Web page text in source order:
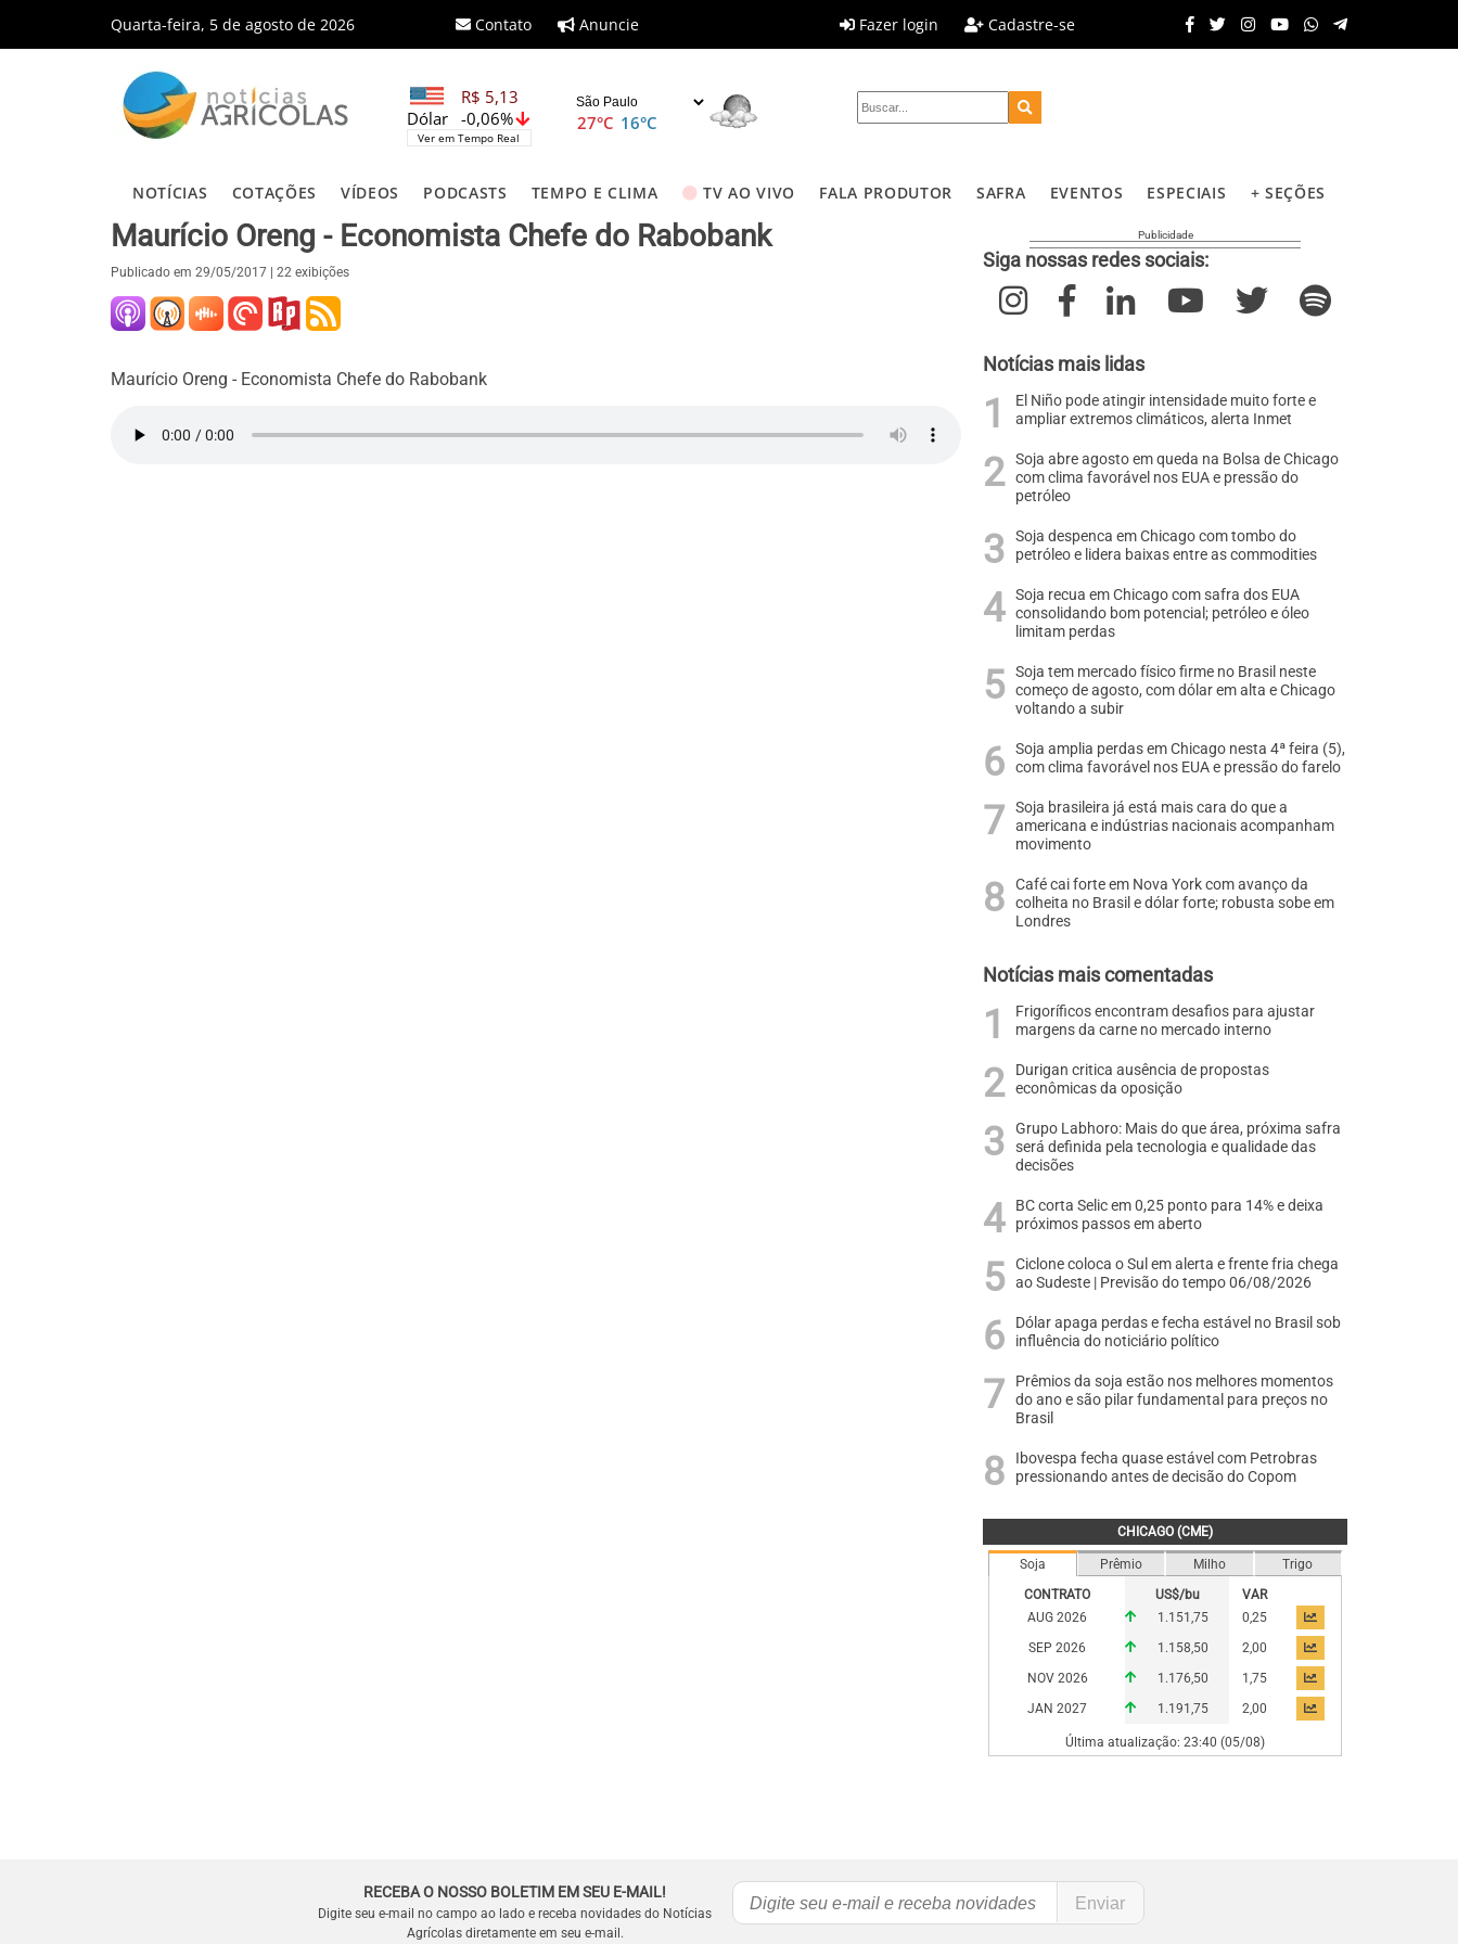
Quarta-feira, 5 de agosto de 2026 Contato Anuncie Fazer login Cadastre-se
R$ 5,13
-0,06%
Dólar
Ver em Tempo Real
27°C 16°C
NOTÍCIAS COTAÇÕES VÍDEOS PODCASTS TEMPO E CLIMA TV AO VIVO FALA PRODUTOR SAFRA EVENTOS ESPECIAIS + SEÇÕES
Maurício Oreng - Economista Chefe do Rabobank
Publicado em 29/05/2017 | 22 exibições
Maurício Oreng - Economista Chefe do Rabobank
Siga nossas redes sociais:
Notícias mais lidas
El Niño pode atingir intensidade muito forte e
ampliar extremos climáticos, alerta Inmet
Soja abre agosto em queda na Bolsa de Chicago
com clima favorável nos EUA e pressão do
petróleo
Soja despenca em Chicago com tombo do
petróleo e lidera baixas entre as commodities
Soja recua em Chicago com safra dos EUA
consolidando bom potencial; petróleo e óleo
limitam perdas
Soja tem mercado físico firme no Brasil neste
começo de agosto, com dólar em alta e Chicago
voltando a subir
Soja amplia perdas em Chicago nesta 4ª feira (5),
com clima favorável nos EUA e pressão do farelo
Soja brasileira já está mais cara do que a
americana e indústrias nacionais acompanham
movimento
Café cai forte em Nova York com avanço da
colheita no Brasil e dólar forte; robusta sobe em
Londres
Notícias mais comentadas
Frigoríficos encontram desafios para ajustar
margens da carne no mercado interno
Durigan critica ausência de propostas
econômicas da oposição
Grupo Labhoro: Mais do que área, próxima safra
será definida pela tecnologia e qualidade das
decisões
BC corta Selic em 0,25 ponto para 14% e deixa
próximos passos em aberto
Ciclone coloca o Sul em alerta e frente fria chega
ao Sudeste | Previsão do tempo 06/08/2026
Dólar apaga perdas e fecha estável no Brasil sob
influência do noticiário político
Prêmios da soja estão nos melhores momentos
do ano e são pilar fundamental para preços no
Brasil
Ibovespa fecha quase estável com Petrobras
pressionando antes de decisão do Copom
CHICAGO (CME)
Soja Prêmio Milho
Trigo
CONTRATO
US$/bu
VAR
AUG 2026
1.151,75
0,25
SEP 2026
1.158,50
2,00
NOV 2026
1.176,50
1,75
JAN 2027
1.191,75 2,00
Última atualização: 23:40 (05/08)
RECEBA O NOSSO BOLETIM EM SEU E-MAIL!
Digite seu e-mail no campo ao lado e receba novidades do Notícias
Agrícolas diretamente em seu e-mail.